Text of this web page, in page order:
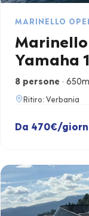
MARINELLO
Marinello
Yamaha
8 persone ·
Ritiro: Verbania
Da 470€/